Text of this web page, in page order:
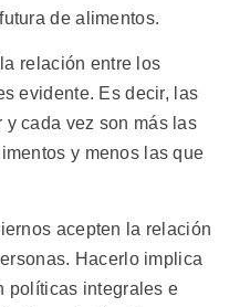
de alimentos.
relación entre los
evidente. Es decir, las
y cada vez son más las
y menos las que
acepten la relación
Hacerlo implica
políticas integrales e